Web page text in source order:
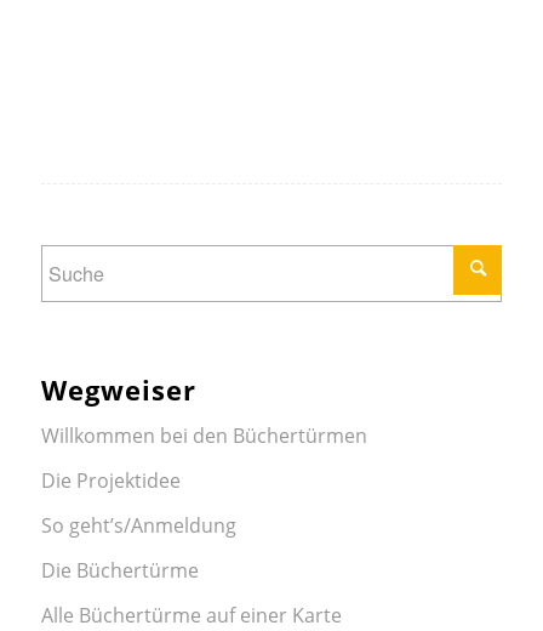
Wegweiser
Willkommen bei den Büchertürmen
Die Projektidee
So geht’s/Anmeldung
Die Büchertürme
Alle Büchertürme auf einer Karte